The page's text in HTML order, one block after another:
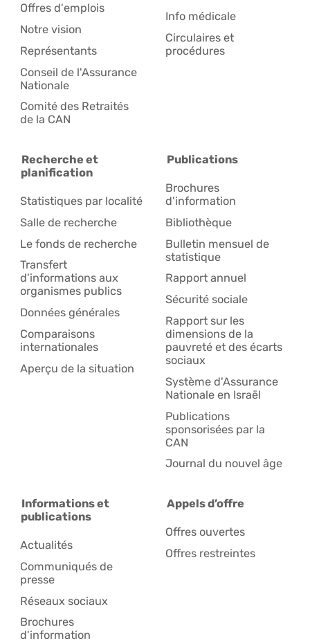
Offres d'emplois
Notre vision
Représentants
Conseil de l'Assurance
Nationale
Comité des Retraités
de la CAN
Info médicale
Circulaires et
procédures
Recherche et
planification
Statistiques par localité
Salle de recherche
Le fonds de recherche
Transfert
d'informations aux
organismes publics
Données générales
Comparaisons
internationales
Aperçu de la situation
Publications
Brochures
d'information
Bibliothèque
Bulletin mensuel de
statistique
Rapport annuel
Sécurité sociale
Rapport sur les
dimensions de la
pauvreté et des écarts
sociaux
Système d'Assurance
Nationale en Israël
Publications
sponsorisées par la
CAN
Journal du nouvel âge
Informations et
publications
Actualités
Communiqués de
presse
Réseaux sociaux
Brochures
d'information
Appels d’offre
Offres ouvertes
Offres restreintes